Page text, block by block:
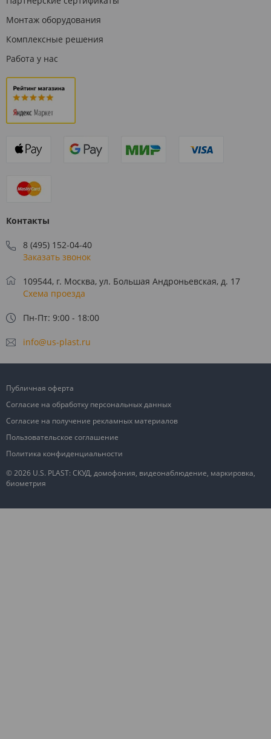
Монтаж оборудования
Комплексные решения
Работа у нас
Контакты
8 (495) 152-04-40
Заказать звонок
109544, г. Москва, ул. Большая Андроньевская, д. 17
Схема проезда
Пн-Пт: 9:00 - 18:00
info@us-plast.ru
© 2026 U.S. PLAST: СКУД, домофония, видеонаблюдение, маркировка,
биометрия
Публичная оферта
Согласие на обработку персональных данных
Согласие на получение рекламных материалов
Пользовательское соглашение
Политика конфиденциальности